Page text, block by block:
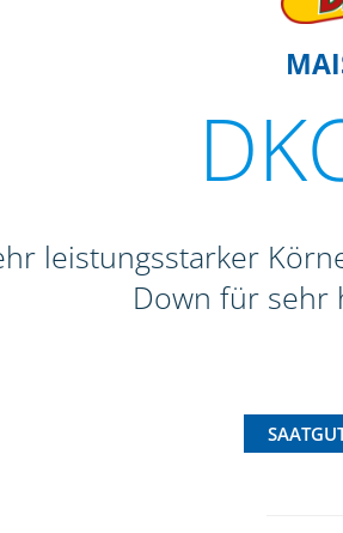
leistungsstarker
Down für sehr